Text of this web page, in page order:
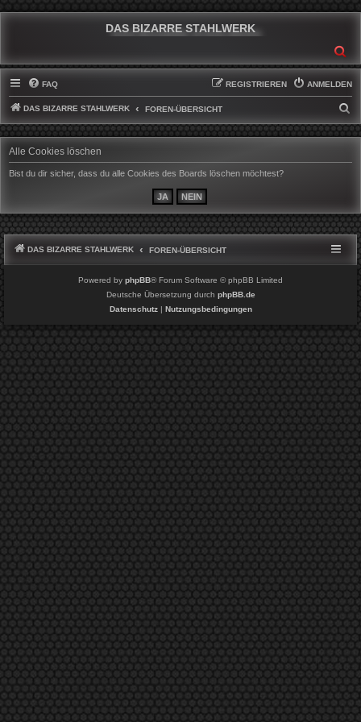
DAS BIZARRE STAHLWERK
FAQ ANMELDEN
REGISTRIEREN
DAS BIZARRE STAHLWERK FOREN-ÜBERSICHT
U
Alle Cookies löschen
Bist du dir sicher, dass du alle Cookies des Boards löschen möchtest?
DAS BIZARRE STAHLWERK FOREN-ÜBERSICHT
Powered by phpBB® Forum Software © phpBB Limited
Deutsche Übersetzung durch phpBB.de
Datenschutz| Nutzungsbedingungen